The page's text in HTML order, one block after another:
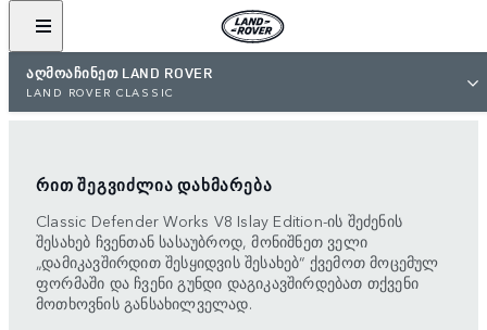
ᲐᲦᲛᲝᲐᲩᲘᲜᲔᲗ LAND ROVER
LAND ROVER CLASSIC
ᲠᲘᲗ ᲨᲔᲒᲕᲘᲫᲚᲘᲐ ᲓᲐᲮᲛᲐᲠᲔᲑᲐ
Classic Defender Works V8 Islay Edition-ის შეძენის
შესახებ ჩვენთან სასაუბროდ, მონიშნეთ ველი
„დამიკავშირდით შესყიდვის შესახებ“ ქვემოთ მოცემულ
ფორმაში და ჩვენი გუნდი დაგიკავშირდებათ თქვენი
მოთხოვნის განსახილველად.